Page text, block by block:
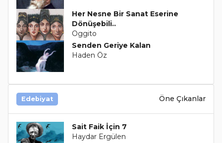
Her Nesne Bir Sanat Eserine
Dönüşebili..
Oggito
Senden Geriye Kalan
Haden Öz
Edebiyat Öne Çıkanlar
Sait Faik İçin 7
Haydar Ergülen